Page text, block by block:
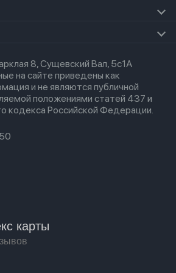
8, Сущевский Вал, 5с1А
на сайте приведены как
и не являются публичной
положениями статей 437 и
кодекса Российской Федерации.
карты